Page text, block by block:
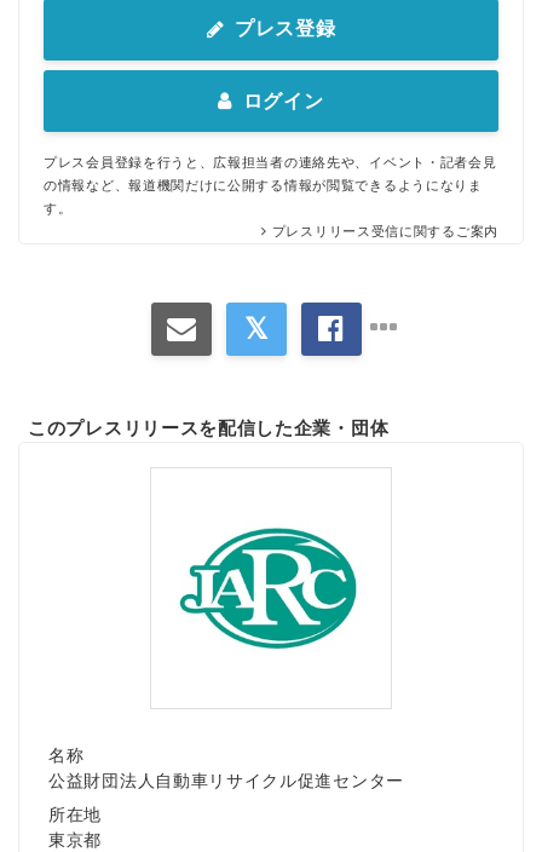
プレス登録
ログイン
プレス会員登録を行うと、広報担当者の連絡先や、イベント・記者会見
の情報など、報道機関だけに公開する情報が閲覧できるようになりま
す。
プレスリリース受信に関するご案内
このプレスリリースを配信した企業・団体
名称
公益財団法人自動車リサイクル促進センター
所在地
東京都